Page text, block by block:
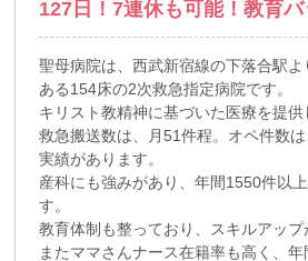
127日！7連休も可能！教育バ
聖母病院は、西武新宿線の下落合駅
ある154床の2次救急指定病院です。
キリスト教精神に基づいた医療を提供
救急搬送数は、月51件程。オペ件数
実績があります。
産科にも強みがあり、年間1550件以
す。
教育体制も整っており、スキルアップ
またママさんナース在籍率も高く、